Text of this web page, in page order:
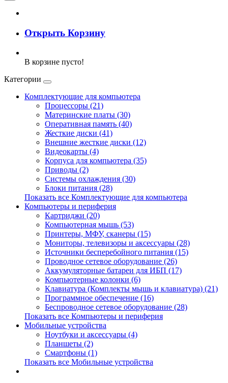
Открыть Корзину
В корзине пусто!
Категории
Комплектующие для компьютера
Процессоры (21)
Материнские платы (30)
Оперативная память (40)
Жесткие диски (41)
Внешние жесткие диски (12)
Видеокарты (4)
Корпуса для компьютера (35)
Приводы (2)
Системы охлаждения (30)
Блоки питания (28)
Показать все Комплектующие для компьютера
Компьютеры и периферия
Картриджи (20)
Компьютерная мышь (53)
Принтеры, МФУ, сканеры (15)
Мониторы, телевизоры и аксессуары (28)
Источники бесперебойного питания (15)
Проводное сетевое оборудование (26)
Аккумуляторные батареи для ИБП (17)
Компьютерные колонки (6)
Клавиатура (Комплекты мышь и клавиатура) (21)
Программное обеспечение (16)
Беспроводное сетевое оборудование (28)
Показать все Компьютеры и периферия
Мобильные устройства
Ноутбуки и аксессуары (4)
Планшеты (2)
Смартфоны (1)
Показать все Мобильные устройства